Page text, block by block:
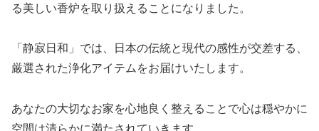
る美しい香炉を取り扱えることになりました。
「静寂日和」では、日本の伝統と現代の感性が交差する、
厳選された浄化アイテムをお届けいたします。
あなたの大切なお家を心地良く整えることで心は穏やかに